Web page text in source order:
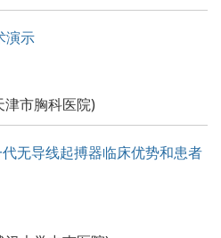
演示
津市胸科医院)
无导线起搏器临床优势和患者